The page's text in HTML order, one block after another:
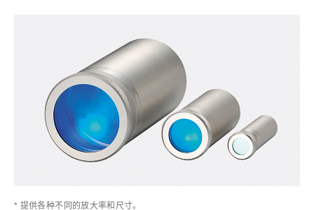
* 提供各种不同的放大率和尺寸。